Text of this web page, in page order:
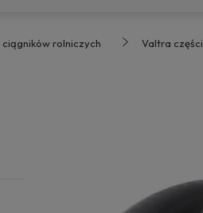
ciągników rolniczych Valtra części